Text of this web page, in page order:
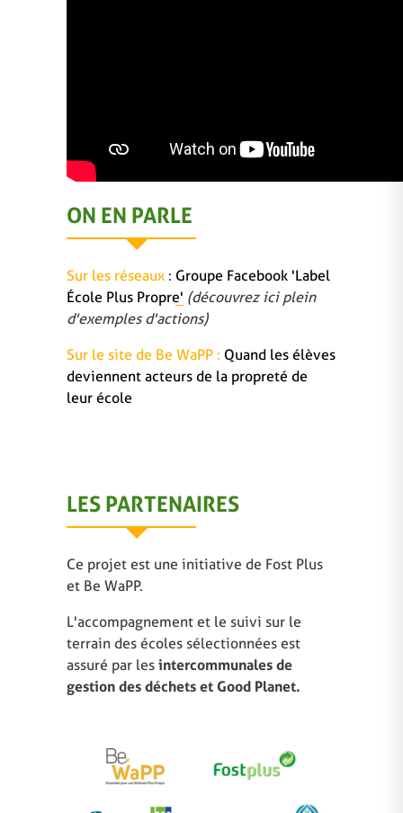
ON EN PARLE
Sur les réseaux : Groupe Facebook 'Label
École Plus Propre' (découvrez ici plein
d'exemples d'actions)
Sur le site de Be WaPP : Quand les élèves
deviennent acteurs de la propreté de
leur école
LES PARTENAIRES
Ce projet est une initiative de Fost Plus
et Be WaPP.
L'accompagnement et le suivi sur le
terrain des écoles sélectionnées est
assuré par les intercommunales de
gestion des déchets et Good Planet.